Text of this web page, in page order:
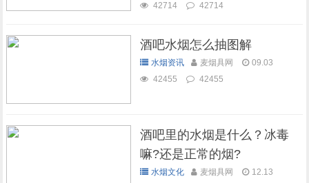
42714
42714
酒吧水烟怎么抽图解
水烟资讯 麦烟具网
09.03
42455
42455
酒吧里的水烟是什么？冰毒
嘛?还是正常的烟?
水烟文化 麦烟具网
12.13